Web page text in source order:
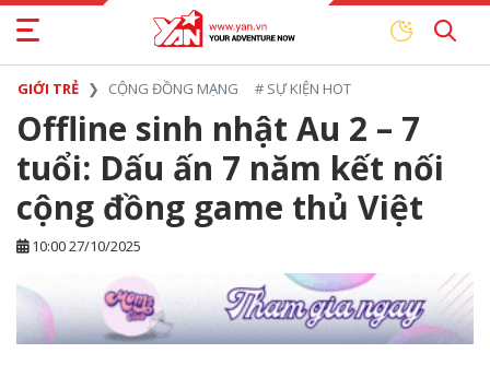
GIỚI TRẺ CỘNG ĐỒNG MẠNG # SỰ KIỆN HOT
Offline sinh nhật Au 2 – 7
tuổi: Dấu ấn 7 năm kết nối
cộng đồng game thủ Việt
10:00 27/10/2025